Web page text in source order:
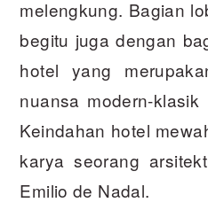
melengkung. Bagian
begitu juga dengan
hotel yang
nuansa modern-
Keindahan hotel
karya seorang
Emilio de Nadal.